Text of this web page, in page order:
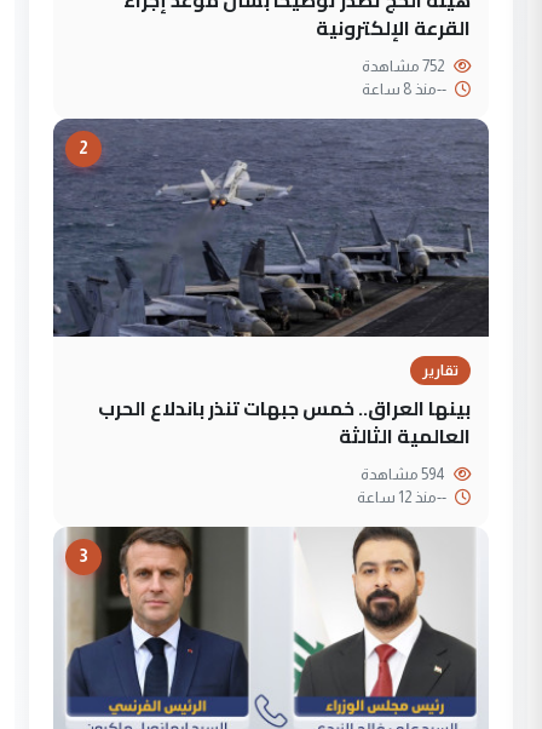
القرعة الإلكترونية
--منذ 8 ساعة
2
تقارير
بينها العراق.. خمس جبهات تنذر باندلاع الحرب
العالمية الثالثة
--منذ 12 ساعة
3